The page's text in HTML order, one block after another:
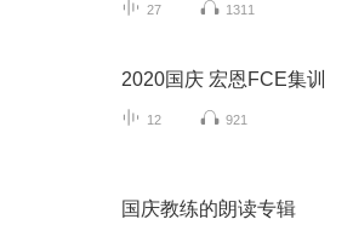
27 1311
2020国庆 宏恩FCE集训
12 921
国庆教练的朗读专辑